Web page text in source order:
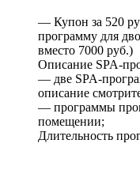
— Купон за 520
программу для
вместо 7000 руб.)
Описание SPA-
— две SPA-
описание
— программы
помещении;
Длительность